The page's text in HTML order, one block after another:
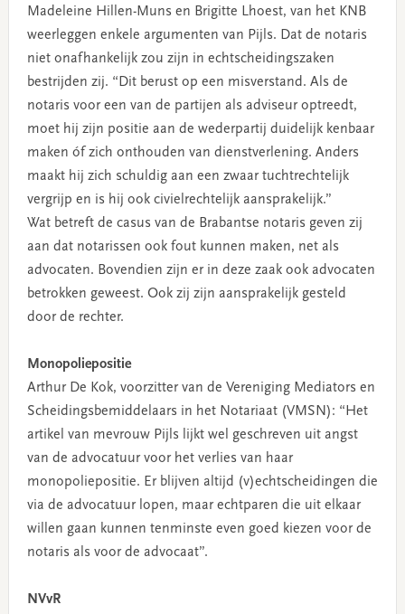
Madeleine Hillen-Muns en Brigitte Lhoest, van het KNB
weerleggen enkele argumenten van Pijls. Dat de notaris
niet onafhankelijk zou zijn in echtscheidingszaken
bestrijden zij. “Dit berust op een misverstand. Als de
notaris voor een van de partijen als adviseur optreedt,
moet hij zijn positie aan de wederpartij duidelijk kenbaar
maken óf zich onthouden van dienstverlening. Anders
maakt hij zich schuldig aan een zwaar tuchtrechtelijk
vergrijp en is hij ook civielrechtelijk aansprakelijk.”
Wat betreft de casus van de Brabantse notaris geven zij
aan dat notarissen ook fout kunnen maken, net als
advocaten. Bovendien zijn er in deze zaak ook advocaten
betrokken geweest. Ook zij zijn aansprakelijk gesteld
door de rechter.
Monopoliepositie
Arthur De Kok, voorzitter van de Vereniging Mediators en
Scheidingsbemiddelaars in het Notariaat (VMSN): “Het
artikel van mevrouw Pijls lijkt wel geschreven uit angst
van de advocatuur voor het verlies van haar
monopoliepositie. Er blijven altijd (v)echtscheidingen die
via de advocatuur lopen, maar echtparen die uit elkaar
willen gaan kunnen tenminste even goed kiezen voor de
notaris als voor de advocaat”.
NVvR